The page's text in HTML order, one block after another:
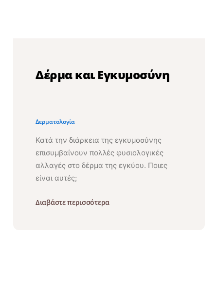
Δέρμα και Εγκυμοσύνη
Δερματολογία
Κατά την διάρκεια της εγκυμοσύνης
επισυμβαίνουν πολλές φυσιολογικές
αλλαγές στο δέρμα της εγκύου. Ποιες
είναι αυτές;
Διαβάστε περισσότερα